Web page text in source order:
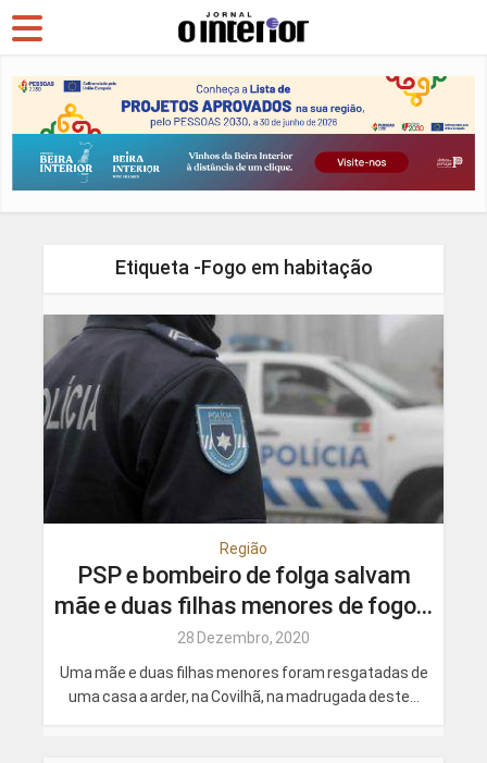
Etiqueta -Fogo em habitação
Região
PSP e bombeiro de folga salvam
mãe e duas filhas menores de fogo...
28 Dezembro, 2020
Uma mãe e duas filhas menores foram resgatadas de
uma casa a arder, na Covilhã, na madrugada deste...